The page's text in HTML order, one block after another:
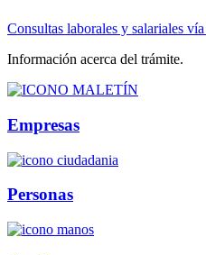
Consultas laborales y salariales
Información acerca del trámite.
Empresas
Personas